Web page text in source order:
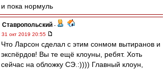
и пока нормуль
Ставропольский -
31 окт 2019 20:55
Что Ларсон сделал с этим сонмом вытиранов и
экспёрдов! Вы те ещё клоуны, ребят. Хоть
сейчас на обложку СЭ.:)))) Главный клоун,